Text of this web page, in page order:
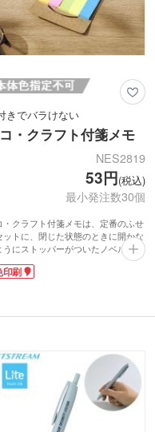
きでバラけない
・クラフト付箋メモ
NES2819
53円(税込)
最小発注数30個
・クラフト付箋メモは、定番のふせ
ットに、閉じた状態のときに開かな
うにストッパーがついたノベルティ
部分が引っかかってしっかり閉まる
れをして、展示会やセミナー、オー
キャンパスでのばら撒きに向いてい
。
印刷